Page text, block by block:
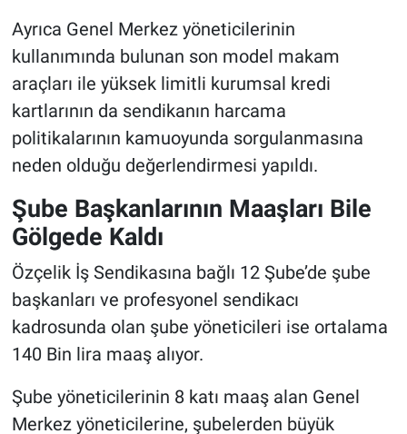
Ayrıca Genel Merkez yöneticilerinin
kullanımında bulunan son model makam
araçları ile yüksek limitli kurumsal kredi
kartlarının da sendikanın harcama
politikalarının kamuoyunda sorgulanmasına
neden olduğu değerlendirmesi yapıldı.
Şube Başkanlarının Maaşları Bile
Gölgede Kaldı
Özçelik İş Sendikasına bağlı 12 Şube’de şube
başkanları ve profesyonel sendikacı
kadrosunda olan şube yöneticileri ise ortalama
140 Bin lira maaş alıyor.
Şube yöneticilerinin 8 katı maaş alan Genel
Merkez yöneticilerine, şubelerden büyük